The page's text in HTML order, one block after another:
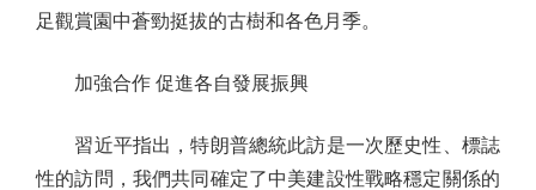
足觀賞園中蒼勁挺拔的古樹和各色月季。
加強合作 促進各自發展振興
習近平指出，特朗普總統此訪是一次歷史性、標誌
性的訪問，我們共同確定了中美建設性戰略穩定關係的